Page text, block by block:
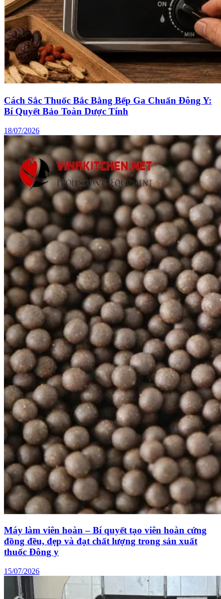
Cách Sắc Thuốc Bắc Bằng Bếp Ga Chuẩn Đông Y:
Bí Quyết Bảo Toàn Dược Tính
18/07/2026
Máy làm viên hoàn – Bí quyết tạo viên hoàn cứng
đồng đều, đẹp và đạt chất lượng trong sản xuất
thuốc Đông y
15/07/2026